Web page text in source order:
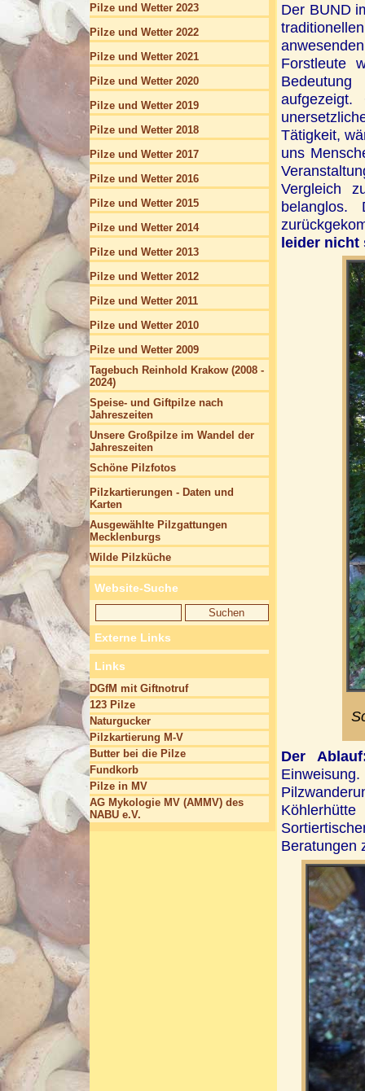
Der BUND
Forstleute
Tätigkeit,
uns
Vergleich
belanglos.
leider nicht
Der
Beratungen
Pilze und Wetter 2023
Pilze und Wetter 2022
Pilze und Wetter 2021
Pilze und Wetter 2020
Pilze und Wetter 2019
Pilze und Wetter 2018
Pilze und Wetter 2017
Pilze und Wetter 2016
Pilze und Wetter 2015
Pilze und Wetter 2014
Pilze und Wetter 2013
Pilze und Wetter 2012
Pilze und Wetter 2011
Pilze und Wetter 2010
Pilze und Wetter 2009
Tagebuch Reinhold Krakow (2008 -
2024)
Speise- und Giftpilze nach
Jahreszeiten
Unsere Großpilze im Wandel der
Jahreszeiten
Schöne Pilzfotos
Pilzkartierungen - Daten und
Karten
Ausgewählte Pilzgattungen
Mecklenburgs
Wilde Pilzküche
Website-Suche
Externe Links
Links
DGfM mit Giftnotruf
123 Pilze
Naturgucker
Pilzkartierung M-V
Butter bei die Pilze
Fundkorb
Pilze in MV
AG Mykologie MV (AMMV) des
NABU e.V.